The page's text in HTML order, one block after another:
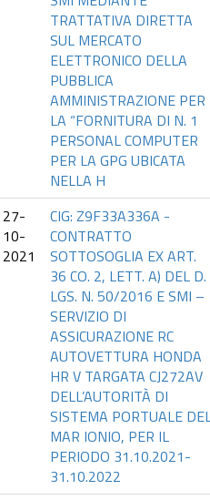
TRATTATIVA DIRETTA
SUL MERCATO
ELETTRONICO DELLA
PUBBLICA
AMMINISTRAZIONE PER
LA “FORNITURA DI N. 1
PERSONAL COMPUTER
PER LA GPG UBICATA
NELLA H
27-
10-
2021
CIG: Z9F33A336A -
CONTRATTO
SOTTOSOGLIA EX ART.
36 CO. 2, LETT. A) DEL D.
LGS. N. 50/2016 E SMI –
SERVIZIO DI
ASSICURAZIONE RC
AUTOVETTURA HONDA
HR V TARGATA CJ272AV
DELL’AUTORITÀ DI
SISTEMA PORTUALE
MAR IONIO, PER IL
PERIODO 31.10.2021-
31.10.2022